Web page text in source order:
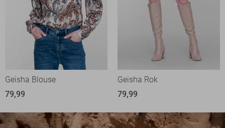
Geisha Blouse
79,99
Geisha Rok
79,99